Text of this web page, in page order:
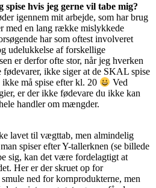
hvis jeg gerne vil tabe mig?
igennem mit arbejde, som har brug
en lang række mislykkede
har som oftest involveret
udelukkelse af forskellige
er derfor ofte stor, når jeg hverken
ikke siger at de SKAL spise
ikke må spise efter kl. 20
Ved
er der ikke fødevare du ikke kan
handler om mængder.
lavet til vægttab, men almindelig
spiser efter Y-tallerknen (se billede
sig, kan det være fordelagtigt at
Her er der skruet op for
ned for kornprodukterne, men